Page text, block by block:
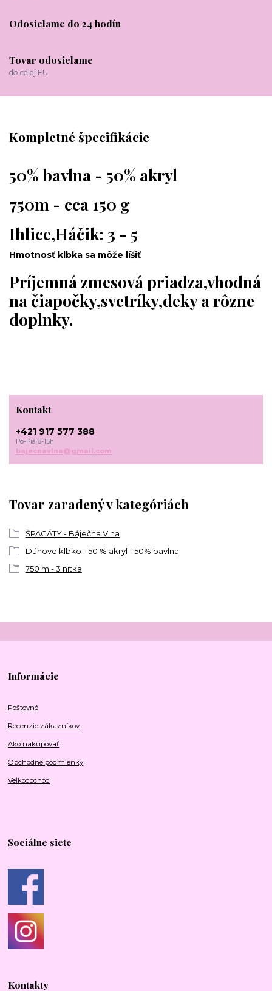
Odosielame do 24 hodín
Tovar odosielame
do celej EU
Kompletné špecifikácie
50% bavlna - 50% akryl
750m - cca 150 g
Ihlice,Háčik: 3 - 5
Hmotnosť klbka sa môže líšiť
Príjemná zmesová priadza,vhodná
na čiapočky,svetríky,deky a rôzne
doplnky.
Tovar zaradený v kategóriách
ŠPAGÁTY - Báječna Vlna
Dúhove klbko - 50 % akryl - 50% bavlna
750 m - 3 nitka
Kontakt
+421 917 577 388
Po-Pia 8-15h
bajecnavlna@gmail.com
Informácie
Poštovné
Recenzie zákazníkov
Ako nakupovať
Obchodné podmienky
Veľkoobchod
Sociálne siete
Kontakty